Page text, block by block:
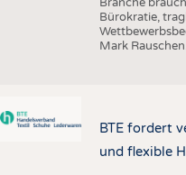
Bürokratie,
Mark
BTE fordert
und flexible